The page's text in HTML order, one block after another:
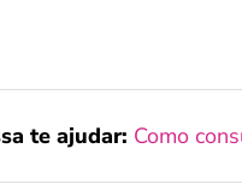
te ajudar: Como